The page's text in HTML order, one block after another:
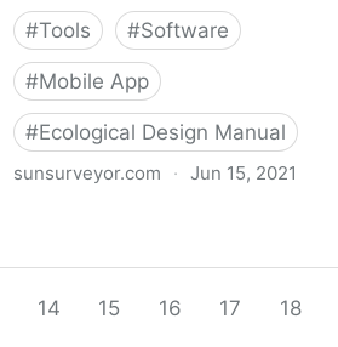
#Tools #Software
#Mobile App
#Ecological Design Manual
sunsurveyor.com · Jun 15, 2021
14 15 16 17 18